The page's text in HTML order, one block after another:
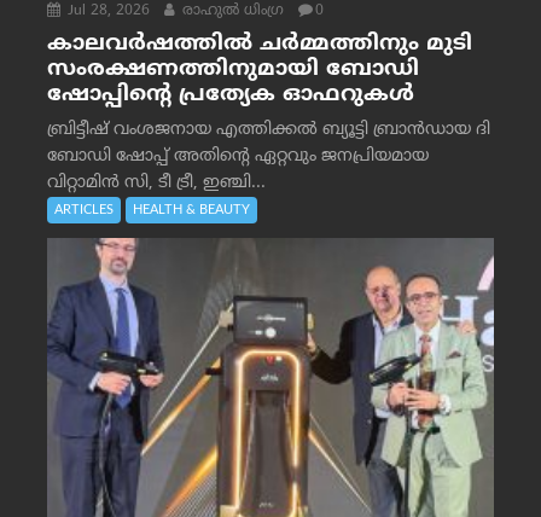
Jul 28, 2026 രാഹുല്‍ ധിംഗ്ര 0
കാലവർഷത്തിൽ ചർമ്മത്തിനും മുടി
സംരക്ഷണത്തിനുമായി ബോഡി
ഷോപ്പിന്റെ പ്രത്യേക ഓഫറുകൾ
ബ്രിട്ടീഷ് വംശജനായ എത്തിക്കൽ ബ്യൂട്ടി ബ്രാൻഡായ ദി
ബോഡി ഷോപ്പ് അതിന്റെ ഏറ്റവും ജനപ്രിയമായ
വിറ്റാമിൻ സി, ടീ ട്രീ, ഇഞ്ചി...
ARTICLES HEALTH & BEAUTY